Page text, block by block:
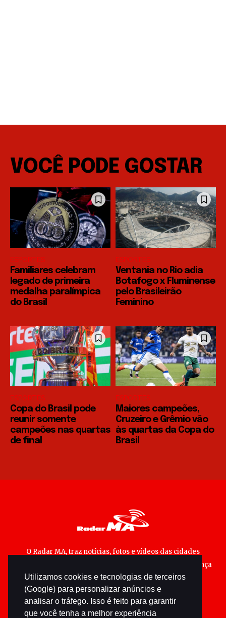
Utilizamos cookies e tecnologias de terceiros
(Google) para personalizar anúncios e
analisar o tráfego. Isso é feito para garantir
que você tenha a melhor experiência
VOCÊ PODE GOSTAR
ESPORTES
Familiares celebram
legado de primeira
medalha paralímpica
do Brasil
ESPORTES
Ventania no Rio adia
Botafogo x Fluminense
pelo Brasileirão
Feminino
ESPORTES
Copa do Brasil pode
reunir somente
campeões nas quartas
de final
ESPORTES
Maiores campeões,
Cruzeiro e Grêmio vão
às quartas da Copa do
Brasil
O Radar MA, traz notícias, fotos e vídeos das cidades
maranhenses; matérias especiais sobre política, segurança
pública e cultura popular.